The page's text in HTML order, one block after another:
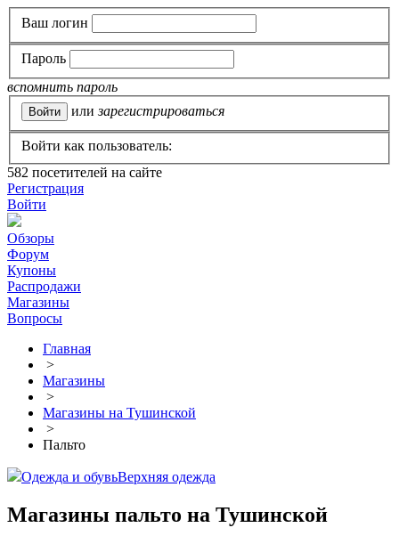
Ваш логин
Пароль
вспомнить пароль
или зарегистрироваться
Войти как пользователь:
582 посетителей на сайте
Регистрация
Войти
Обзоры
Форум
Купоны
Распродажи
Магазины
Вопросы
Главная
>
Магазины
>
Магазины на Тушинской
>
Пальто
Одежда и обувьВерхняя одежда
Магазины пальто на Тушинской